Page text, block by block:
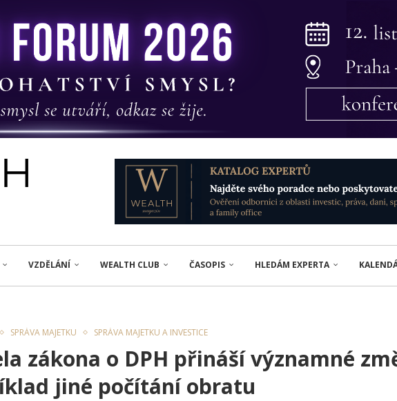
VZDĚLÁNÍ WEALTH CLUB ČASOPIS HLEDÁM EXPERTA
SPRÁVA MAJETKU SPRÁVA MAJETKU A INVESTICE
zákona o DPH přináší významné
jiné počítání obratu